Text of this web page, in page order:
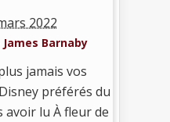
2022
Barnaby
jamais vos
préférés du
avoir lu À fleur de